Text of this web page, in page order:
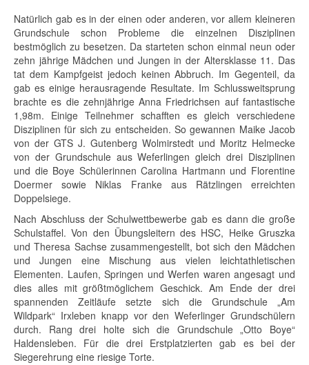
Natürlich gab es in der einen oder anderen, vor allem kleineren
Grundschule schon Probleme die einzelnen Disziplinen
bestmöglich zu besetzen. Da starteten schon einmal neun oder
zehn jährige Mädchen und Jungen in der Altersklasse 11. Das
tat dem Kampfgeist jedoch keinen Abbruch. Im Gegenteil, da
gab es einige herausragende Resultate. Im Schlussweitsprung
brachte es die zehnjährige Anna Friedrichsen auf fantastische
1,98m. Einige Teilnehmer schafften es gleich verschiedene
Disziplinen für sich zu entscheiden. So gewannen Maike Jacob
von der GTS J. Gutenberg Wolmirstedt und Moritz Helmecke
von der Grundschule aus Weferlingen gleich drei Disziplinen
und die Boye Schülerinnen Carolina Hartmann und Florentine
Doermer sowie Niklas Franke aus Rätzlingen erreichten
Doppelsiege.
Nach Abschluss der Schulwettbewerbe gab es dann die große
Schulstaffel. Von den Übungsleitern des HSC, Heike Gruszka
und Theresa Sachse zusammengestellt, bot sich den Mädchen
und Jungen eine Mischung aus vielen leichtathletischen
Elementen. Laufen, Springen und Werfen waren angesagt und
dies alles mit größtmöglichem Geschick. Am Ende der drei
spannenden Zeitläufe setzte sich die Grundschule „Am
Wildpark“ Irxleben knapp vor den Weferlinger Grundschülern
durch. Rang drei holte sich die Grundschule „Otto Boye“
Haldensleben. Für die drei Erstplatzierten gab es bei der
Siegerehrung eine riesige Torte.